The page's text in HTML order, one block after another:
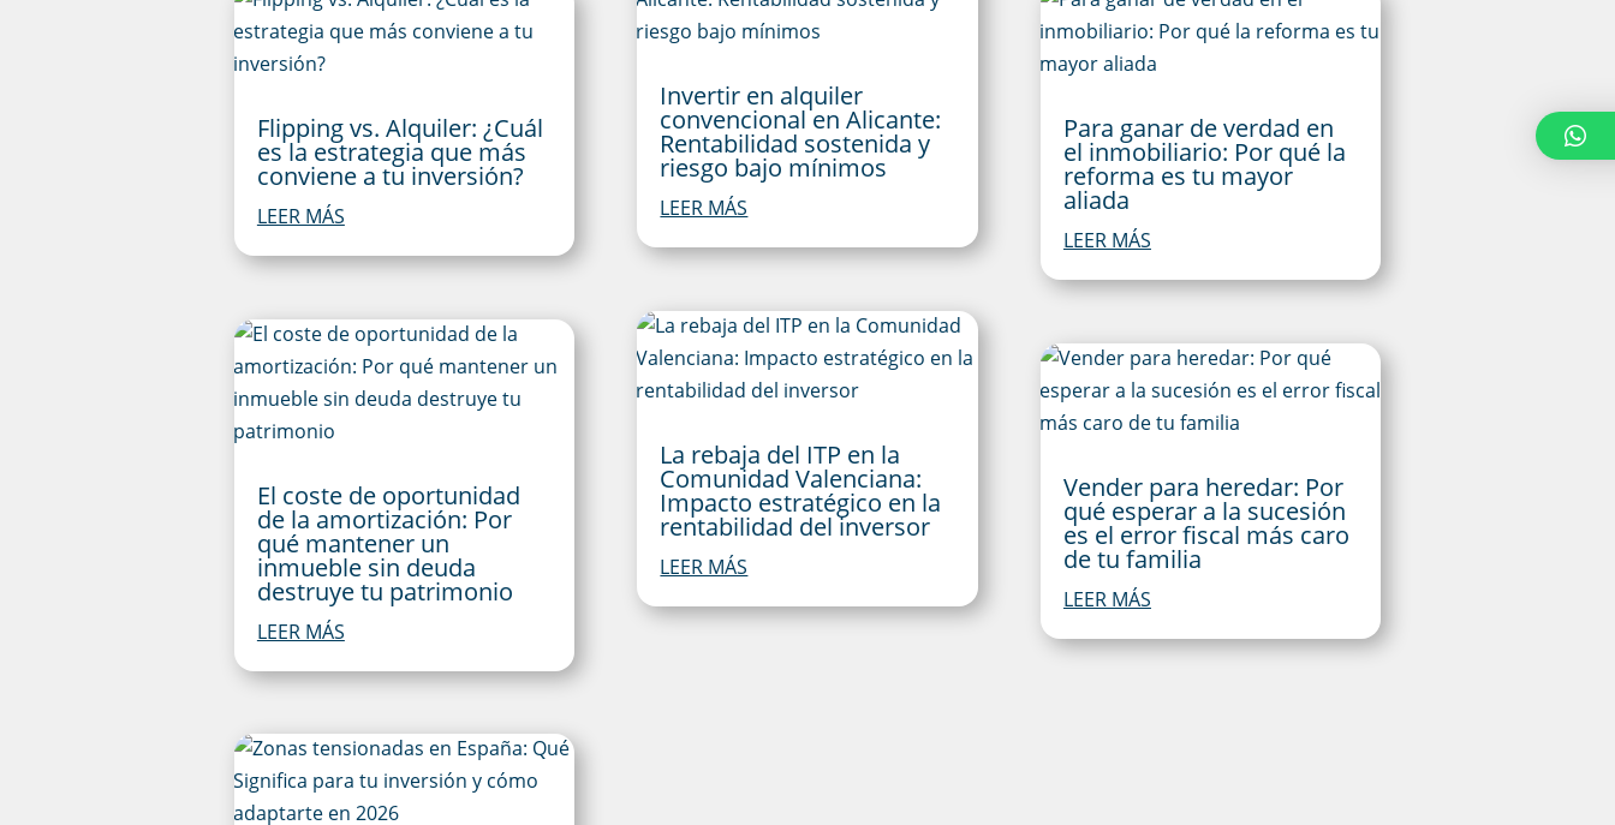
Flipping vs. Alquiler: ¿Cuál
es la estrategia que más
conviene a tu inversión?
LEER MÁS
El coste de oportunidad
de la amortización: Por
qué mantener un
inmueble sin deuda
destruye tu patrimonio
LEER MÁS
Invertir en alquiler
convencional en Alicante:
Rentabilidad sostenida y
riesgo bajo mínimos
LEER MÁS
La rebaja del ITP en la
Comunidad Valenciana:
Impacto estratégico en la
rentabilidad del inversor
LEER MÁS
Para ganar de verdad en
el inmobiliario: Por qué la
reforma es tu mayor
aliada
LEER MÁS
Vender para heredar: Por
qué esperar a la sucesión
es el error fiscal más caro
de tu familia
LEER MÁS